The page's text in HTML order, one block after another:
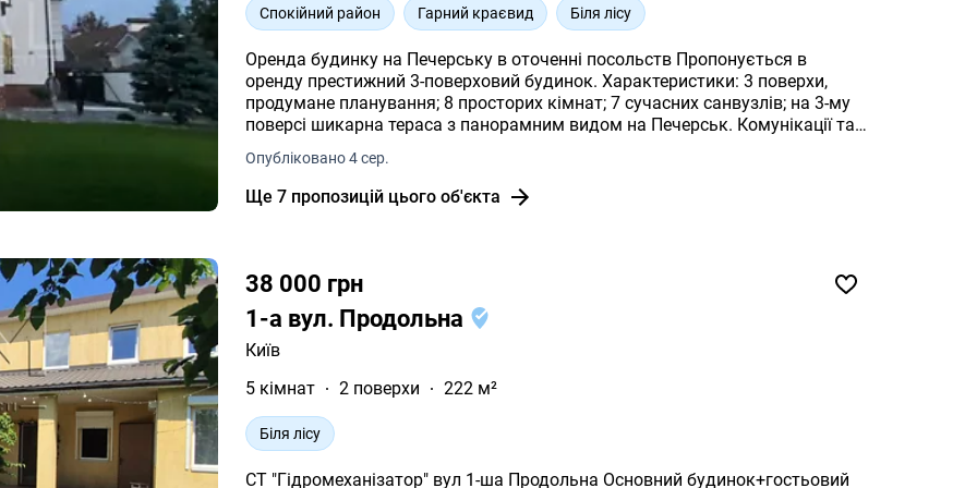
будинок! #A32120
Спокійний район Гарний краєвид Біля лісу
Оренда будинку на Печерську в оточенні посольств Пропонується в
оренду престижний 3-поверховий будинок. Характеристики: 3 поверхи,
продумане планування; 8 просторих кімнат; 7 сучасних санвузлів; на 3-му
поверсі шикарна тераса з панорамним видом на Печерськ. Комунікації та
котел; усі необхідні технічні умови для комфортного життя чи роботи.
Паркування: гараж на 1 авто; відкритий паркінг ще на 7 авто. 3 1 5 9 1 7 3 3
2 7 6 1
Опубліковано 4 сер.
Ще 7 пропозицій цього об'єкта
38 000 грн
1-а вул. Продольна
Київ
5 кімнат
2 поверхи 222 м²
Біля лісу
СТ "Гідромеханізатор" вул 1-ша Продольна Основний будинок+гостьовий